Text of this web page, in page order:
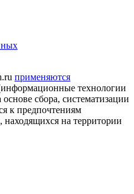
применяются
технологии
сбора, систематизации
к предпочтениям
находящихся на территории